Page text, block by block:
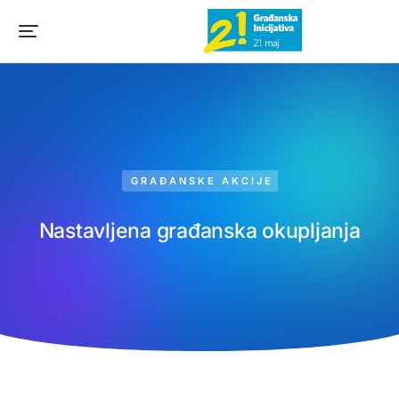
GRAĐANSKE AKCIJE
Nastavljena građanska okupljanja